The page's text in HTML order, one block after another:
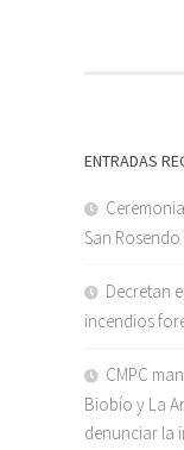
ENTRADAS
San Rosendo
Decretan
incendios
CMPC
Biobío y La
denunciar la